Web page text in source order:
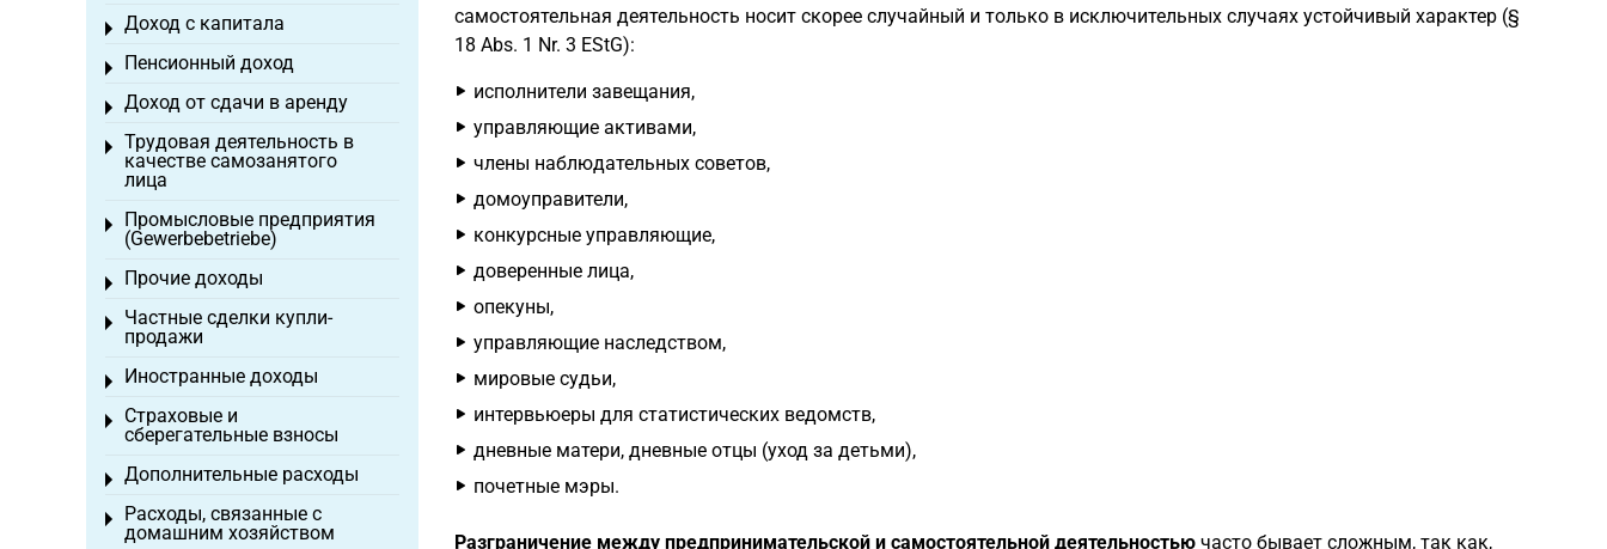
самостоятельная деятельность носит скорее случайный и только в исключительных случаях устойчивый характер (§
18 Abs. 1 Nr. 3 EStG):
исполнители завещания,
управляющие активами,
члены наблюдательных советов,
домоуправители,
конкурсные управляющие,
доверенные лица,
опекуны,
управляющие наследством,
мировые судьи,
интервьюеры для статистических ведомств,
дневные матери, дневные отцы (уход за детьми),
почетные мэры.
Разграничение между предпринимательской и самостоятельной деятельностьючасто бывает сложным, так как,
Доход с капитала
Toggle menu
Пенсионный доход
Toggle menu
Доход от сдачи в аренду
Toggle menu
Трудовая деятельность в
качестве самозанятого
лица
Toggle menu
Промысловые предприятия
(Gewerbebetriebe)
Toggle menu
Прочие доходы
Toggle menu
Частные сделки купли-
продажи
Toggle menu
Иностранные доходы
Toggle menu
Страховые и
сберегательные взносы
Toggle menu
Дополнительные расходы
Toggle menu
Расходы, связанные с
домашним хозяйством
Toggle menu